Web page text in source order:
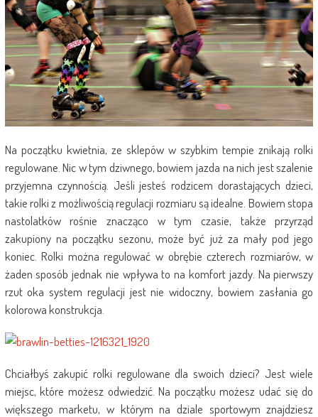
Na początku kwietnia, ze sklepów w szybkim tempie znikają rolki
regulowane. Nic w tym dziwnego, bowiem jazda na nich jest szalenie
przyjemna czynnością. Jeśli jesteś rodzicem dorastających dzieci,
takie rolki z możliwością regulacji rozmiaru są idealne. Bowiem stopa
nastolatków rośnie znacząco w tym czasie, także przyrząd
zakupiony na początku sezonu, może być już za mały pod jego
koniec. Rolki można regulować w obrębie czterech rozmiarów, w
żaden sposób jednak nie wpływa to na komfort jazdy. Na pierwszy
rzut oka system regulacji jest nie widoczny, bowiem zasłania go
kolorowa konstrukcja.
Chciałbyś zakupić rolki regulowane dla swoich dzieci? Jest wiele
miejsc, które możesz odwiedzić. Na początku możesz udać się do
większego marketu, w którym na dziale sportowym znajdziesz